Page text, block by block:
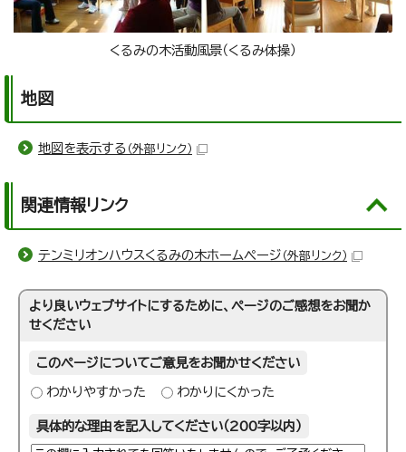
くるみの木活動風景（くるみ体操）
地図
地図を表示する （外部リンク）
関連情報リンク
テンミリオンハウスくるみの木ホームページ （外部リンク）
より良いウェブサイトにするために、ページのご感想をお聞か
せください
このページについてご意見をお聞かせください
わかりやすかった わかりにくかった
具体的な理由を記入してください（200字以内）